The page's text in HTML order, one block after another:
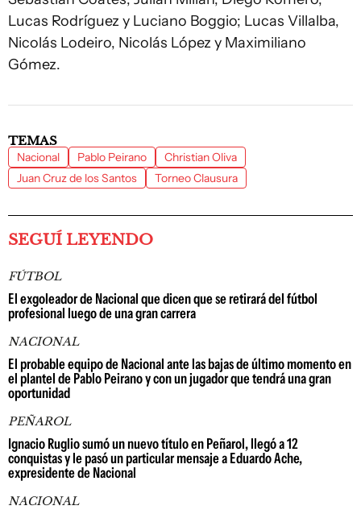
Lucas Rodríguez y Luciano Boggio; Lucas Villalba,
Nicolás Lodeiro, Nicolás López y Maximiliano
Gómez.
TEMAS
Nacional Pablo Peirano
Christian Oliva
Juan Cruz de los Santos
Torneo Clausura
SEGUÍ LEYENDO
FÚTBOL
El exgoleador de Nacional que dicen que se retirará del fútbol
profesional luego de una gran carrera
NACIONAL
El probable equipo de Nacional ante las bajas de último momento en
el plantel de Pablo Peirano y con un jugador que tendrá una gran
oportunidad
PEÑAROL
Ignacio Ruglio sumó un nuevo título en Peñarol, llegó a 12
conquistas y le pasó un particular mensaje a Eduardo Ache,
expresidente de Nacional
NACIONAL